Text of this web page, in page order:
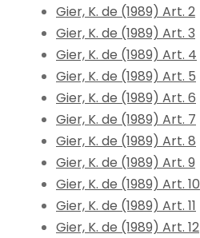
Gier, K. de (1989) Art. 2
Gier, K. de (1989) Art. 3
Gier, K. de (1989) Art. 4
Gier, K. de (1989) Art. 5
Gier, K. de (1989) Art. 6
Gier, K. de (1989) Art. 7
Gier, K. de (1989) Art. 8
Gier, K. de (1989) Art. 9
Gier, K. de (1989) Art. 10
Gier, K. de (1989) Art. 11
Gier, K. de (1989) Art. 12